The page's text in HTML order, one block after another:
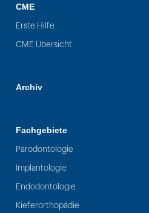
CME
Erste Hilfe
CME Übersicht
Archiv
Fachgebiete
Parodontologie
Implantologie
Endodontologie
Kieferorthopädie